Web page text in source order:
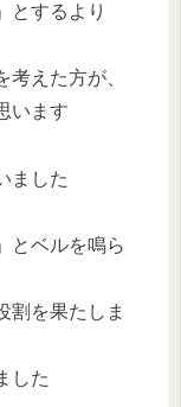
とするより
考えた方が、
います
ました
とベルを鳴ら
割を果たしま
した